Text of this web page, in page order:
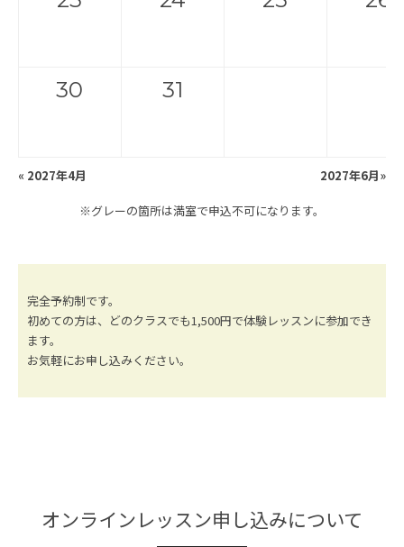
30 31
« 2027年4月 2027年6月»
※グレーの箇所は満室で申込不可になります。
完全予約制です。
初めての方は、どのクラスでも1,500円で体験レッスンに参加でき
ます。
お気軽にお申し込みください。
オンラインレッスン申し込みについて